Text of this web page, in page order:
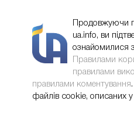
Продовжуючи
ua.info, ви
ознайомилися з
Правилами
правилами
правилами коментування
файлів cookie, описаних у